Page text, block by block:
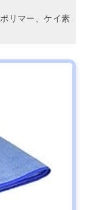
リマー、ケイ素